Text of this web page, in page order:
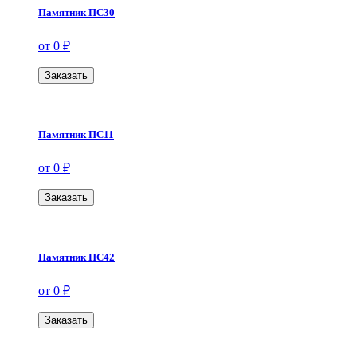
Памятник ПС30
от 0 ₽
Заказать
Памятник ПС11
от 0 ₽
Заказать
Памятник ПС42
от 0 ₽
Заказать